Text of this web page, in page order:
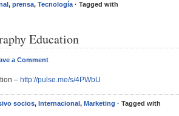
, prensa, Tecnología · Tagged with
Education
a Comment
– http://pulse.me/s/4PWbU
socios, Internacional, Marketing · Tagged with